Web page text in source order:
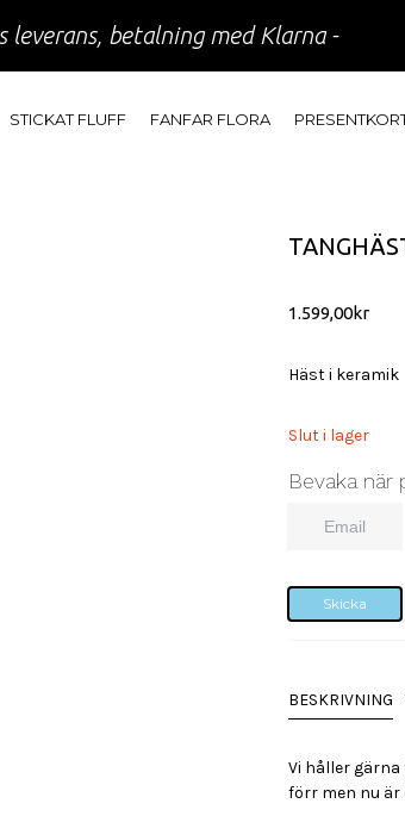
leverans, betalning med Klarna -
STICKAT FLUFF FANFAR FLORA
1.599,00kr
Häst i keramik
Slut i lager
Bevaka när
Skicka
BESKRIVNING
Vi håller
förr men nu är